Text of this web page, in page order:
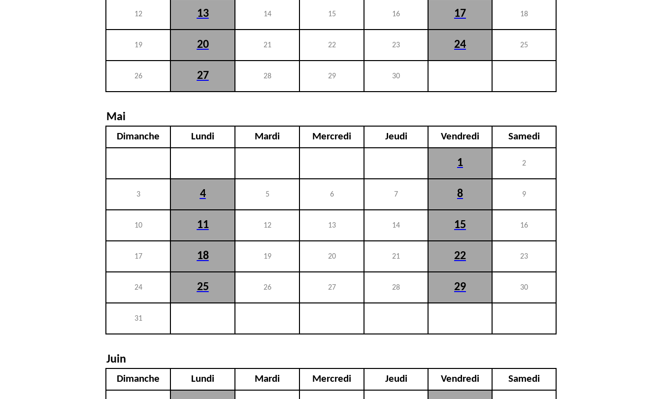
12 13 14 15 16 17 18
19 20 21 22 23 24 25
26 27 28 29 30
Mai
Dimanche Lundi Mardi Mercredi Jeudi Vendredi Samedi
1 2
3 4 5 6 7 8 9
10 11 12 13 14 15 16
17 18 19 20 21 22 23
24 25 26 27 28 29 30
31
Juin
Dimanche Lundi Mardi Mercredi Jeudi Vendredi Samedi